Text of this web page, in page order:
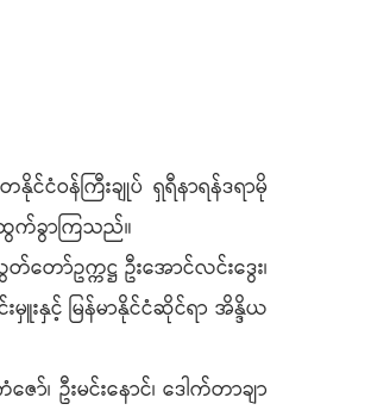
ငံဝန်ကြီးချုပ် ရှရီနာရန်ဒရာမို
က်ခွာကြသည်။
ာ်ဥက္ကဋ္ဌ ဦးအောင်လင်းဒွေး၊
မှူးနှင့် မြန်မာနိုင်ငံဆိုင်ရာ အိန္ဒိယ
၊ ဦးမင်းနောင်၊ ဒေါက်တာချာ